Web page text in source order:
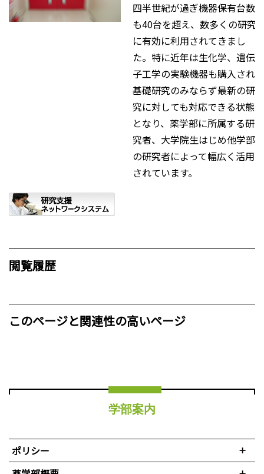
四半世紀が過ぎ機器保有台数
も40台を超え、数多くの研究
に有効に利用されてきまし
た。特に近年は生化学、遺伝
子工学の実験機器も購入され
基礎研究のみならず最新の研
究に対しても対応できる状態
となり、薬学部に所属する研
究者、大学院生はじめ他学部
の研究者によって幅広く活用
されています。
閲覧履歴
このページと関連性の高いページ
学部案内
ポリシー